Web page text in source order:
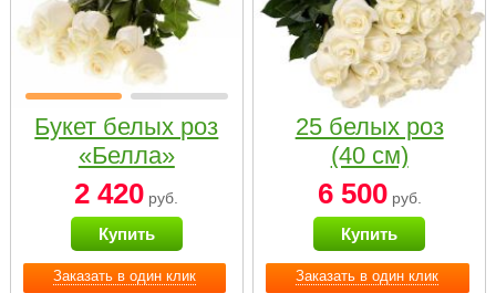
Заказать в один клик
Букет белых роз
«Белла»
2 420 руб.
Купить
Заказать в один клик
25 белых роз
(40 см)
6 500руб.
Купить